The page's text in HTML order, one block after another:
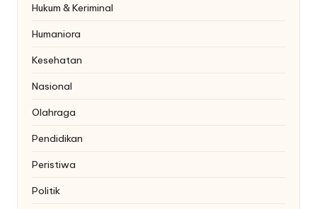
Hukum & Keriminal
Humaniora
Kesehatan
Nasional
Olahraga
Pendidikan
Peristiwa
Politik